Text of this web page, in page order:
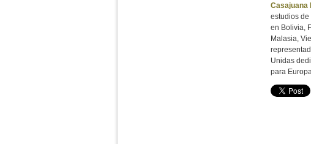
Casajuana
estudios
en Bolivia,
Malasia,
Unidas
para